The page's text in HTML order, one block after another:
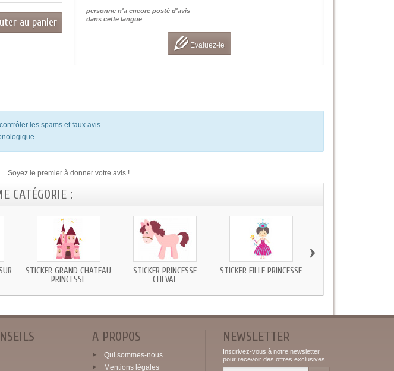
personne n'a encore posté d'avis
dans cette langue
Evaluez-le
au panier
les spams et faux avis
Soyez le premier à donner votre avis !
CATÉGORIE :
STICKER GRAND CHATEAU
PRINCESSE
STICKER PRINCESSE
CHEVAL
STICKER FILLE PRINCESSE
›
A PROPOS
Qui sommes-nous
Mentions légales
NEWSLETTER
Inscrivez-vous à notre newsletter
pour recevoir des offres exclusives